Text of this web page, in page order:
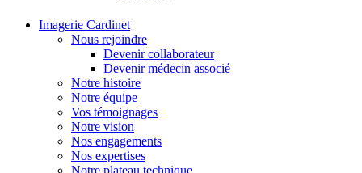
Imagerie Cardinet
Nous rejoindre
Devenir collaborateur
Devenir médecin associé
Notre histoire
Notre équipe
Vos témoignages
Notre vision
Nos engagements
Nos expertises
Notre plateau technique